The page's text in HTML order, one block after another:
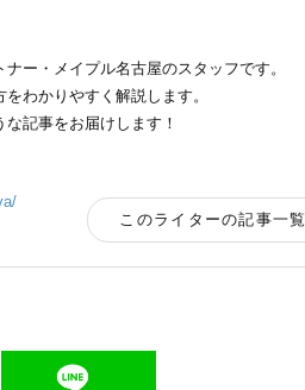
ー・メイプル名古屋のスタッフです。
わかりやすく解説します。
記事をお届けします！
このライターの記事一覧